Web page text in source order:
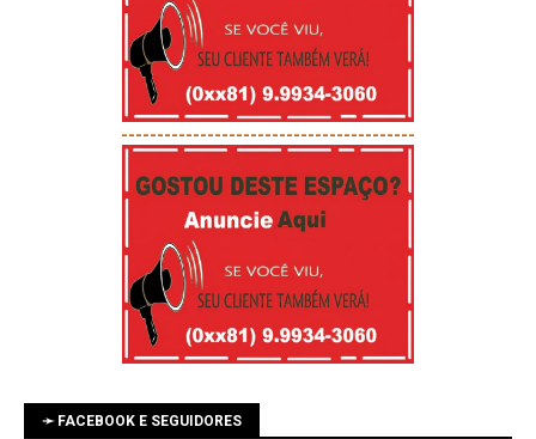
-----------------------------------------
➛ FACEBOOK E SEGUIDORES